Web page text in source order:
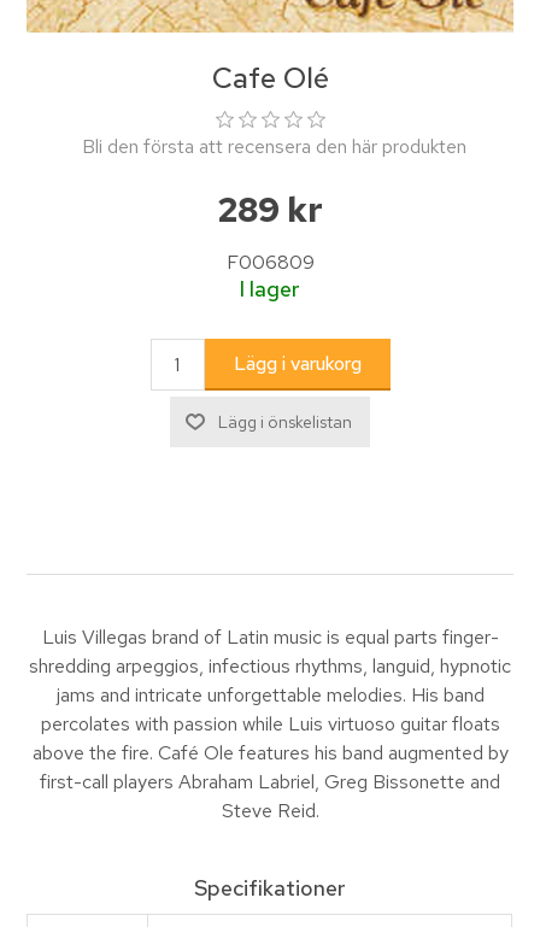
Cafe Olé
Bli den första att recensera den här produkten
289 kr
F006809
I lager
Luis Villegas brand of Latin music is equal parts finger-
shredding arpeggios, infectious rhythms, languid, hypnotic
jams and intricate unforgettable melodies. His band
percolates with passion while Luis virtuoso guitar floats
above the fire. Café Ole features his band augmented by
first-call players Abraham Labriel, Greg Bissonette and
Steve Reid.
Specifikationer